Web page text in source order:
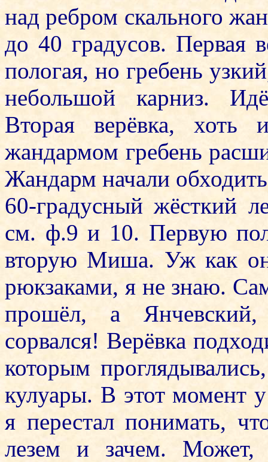
над ребром скального
до 40 градусов. Первая
пологая, но гребень
небольшой карниз.
Вторая верёвка,
жандармом гребень
Жандарм начали
60-градусный жёсткий
см. ф.9 и 10. Первую
вторую Миша. Уж как
рюкзаками, я не знаю.
прошёл, а
сорвался! Верёвка
которым
кулуары. В этот момент
я перестал понимать,
лезем и зачем.